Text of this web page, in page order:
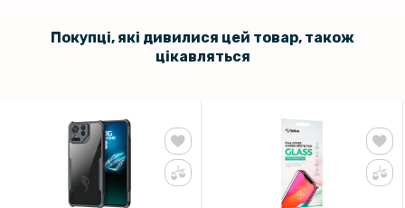
Покупці, які дивилися цей товар, також
цікавляться